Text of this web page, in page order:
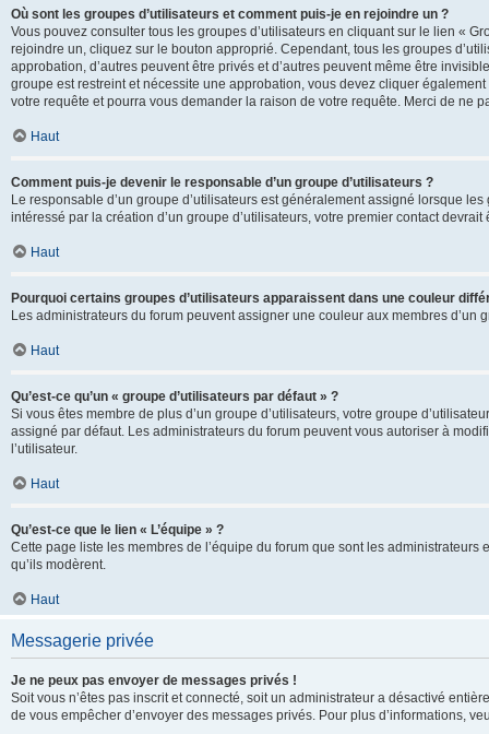
Où sont les groupes d’utilisateurs et comment puis-je en rejoindre un ?
Vous pouvez consulter tous les groupes d’utilisateurs en cliquant sur le lien «
rejoindre un, cliquez sur le bouton approprié. Cependant, tous les groupes
approbation, d’autres peuvent être privés et d’autres peuvent même être
groupe est restreint et nécessite une approbation, vous devez cliquer
votre requête et pourra vous demander la raison de votre requête. Merci de ne
Haut
Comment puis-je devenir le responsable d’un groupe d’utilisateurs ?
Le responsable d’un groupe d’utilisateurs est généralement assigné lorsque
intéressé par la création d’un groupe d’utilisateurs, votre premier contact
Haut
Pourquoi certains groupes d’utilisateurs apparaissent dans une couleur
Les administrateurs du forum peuvent assigner une couleur aux membres d’un
Haut
Qu’est-ce qu’un « groupe d’utilisateurs par défaut » ?
Si vous êtes membre de plus d’un groupe d’utilisateurs, votre groupe
assigné par défaut. Les administrateurs du forum peuvent vous autoriser à
l’utilisateur.
Haut
Qu’est-ce que le lien « L’équipe » ?
Cette page liste les membres de l’équipe du forum que sont les
qu’ils modèrent.
Haut
Messagerie privée
Je ne peux pas envoyer de messages privés !
Soit vous n’êtes pas inscrit et connecté, soit un administrateur a désactivé
de vous empêcher d’envoyer des messages privés. Pour plus d’informations,